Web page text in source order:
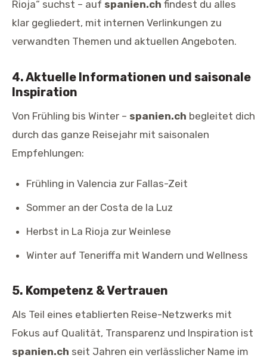
Rioja“ suchst – auf spanien.ch findest du alles
klar gegliedert, mit internen Verlinkungen zu
verwandten Themen und aktuellen Angeboten.
4. Aktuelle Informationen und saisonale
Inspiration
Von Frühling bis Winter – spanien.ch begleitet dich
durch das ganze Reisejahr mit saisonalen
Empfehlungen:
Frühling in Valencia zur Fallas-Zeit
Sommer an der Costa de la Luz
Herbst in La Rioja zur Weinlese
Winter auf Teneriffa mit Wandern und Wellness
5. Kompetenz & Vertrauen
Als Teil eines etablierten Reise-Netzwerks mit
Fokus auf Qualität, Transparenz und Inspiration ist
spanien.ch seit Jahren ein verlässlicher Name im